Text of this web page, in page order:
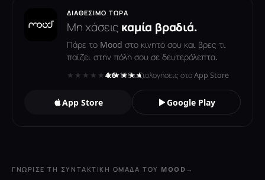
ΔΙΑΘΈΣΙΜΟ ΤΏΡΑ
Μη χάσεις καμία βραδιά.
Πάρε το Mood στο κινητό σου και βρες τι
παίζει στην πόλη σου σε δευτερόλεπτα.
★★★★★★★★★★
4.6· 119 αξιολογήσεις στο App Store
App Store Google Play
ΓΝΏΡΙΣΕ ΤΗ ΣΥΝΤΑΚΤΙΚΉ ΟΜΆΔΑ ΤΟΥ MOOD →